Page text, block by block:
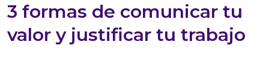
3 formas de comunicar tu
valor y justificar tu trabajo